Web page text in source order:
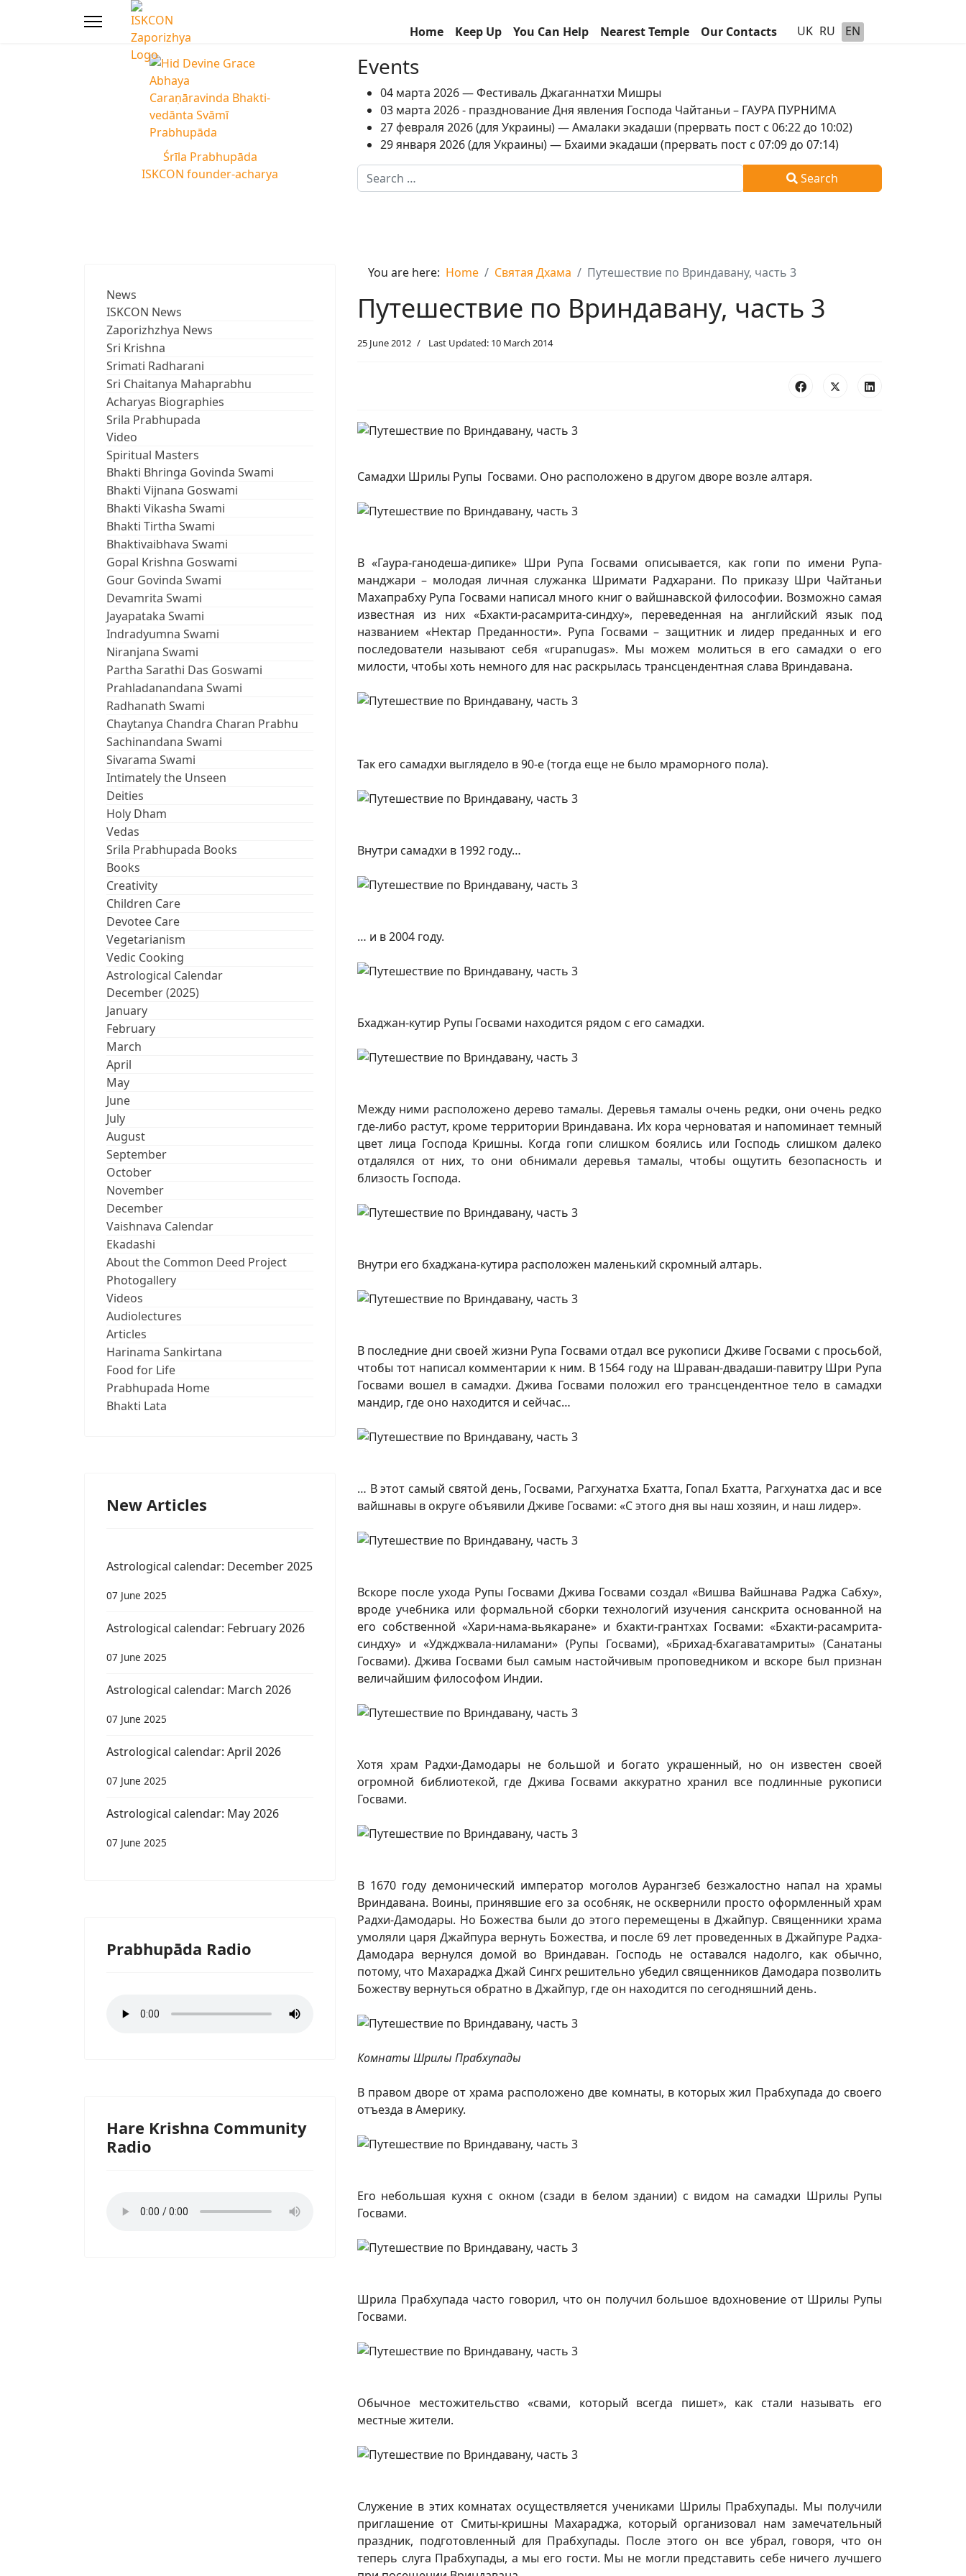
Home Keep Up You Can Help Nearest Temple Our Contacts UK RU EN
Śrīla Prabhupāda
ISKCON founder-acharya
Events
04 марта 2026 — Фестиваль Джаганнатхи Мишры
03 марта 2026 - празднование Дня явления Господа Чайтаньи – ГАУРА ПУРНИМА
27 февраля 2026 (для Украины) — Амалаки экадаши (прервать пост с 06:22 до 10:02)
29 января 2026 (для Украины) — Бхаими экадаши (прервать пост с 07:09 до 07:14)
Search
Search
News
ISKCON News
Zaporizhzhya News
Sri Krishna
Srimati Radharani
Sri Chaitanya Mahaprabhu
Acharyas Biographies
Srila Prabhupada
Video
Spiritual Masters
Bhakti Bhringa Govinda Swami
Bhakti Vijnana Goswami
Bhakti Vikasha Swami
Bhakti Tirtha Swami
Bhaktivaibhava Swami
Gopal Krishna Goswami
Gour Govinda Swami
Devamrita Swami
Jayapataka Swami
Indradyumna Swami
Niranjana Swami
Partha Sarathi Das Goswami
Prahladanandana Swami
Radhanath Swami
Chaytanya Chandra Charan Prabhu
Sachinandana Swami
Sivarama Swami
Intimately the Unseen
Deities
Holy Dham
Vedas
Srila Prabhupada Books
Books
Creativity
Children Care
Devotee Care
Vegetarianism
Vedic Cooking
Astrological Calendar
December (2025)
January
February
March
April
May
June
July
August
September
October
November
December
Vaishnava Calendar
Ekadashi
About the Common Deed Project
Photogallery
Videos
Audiolectures
Articles
Harinama Sankirtana
Food for Life
Prabhupada Home
Bhakti Lata
New Articles
Astrological calendar: December 2025
07 June 2025
Astrological calendar: February 2026
07 June 2025
Astrological calendar: March 2026
07 June 2025
Astrological calendar: April 2026
07 June 2025
Astrological calendar: May 2026
07 June 2025
Prabhupāda Radio
Hare Krishna Community
Radio
You are here: Home Святая Дхама Путешествие по Вриндавану, часть 3
Путешествие по Вриндавану, часть 3
25 June 2012 Last Updated: 10 March 2014
Самадхи Шрилы Рупы Госвами. Оно расположено в другом дворе возле алтаря.
В «Гаура-ганодеша-дипике» Шри Рупа Госвами описывается, как гопи по имени Рупа-
манджари – молодая личная служанка Шримати Радхарани. По приказу Шри Чайтаньи
Махапрабху Рупа Госвами написал много книг о вайшнавской философии. Возможно самая
известная из них «Бхакти-расамрита-синдху», переведенная на английский язык под
названием «Нектар Преданности». Рупа Госвами – защитник и лидер преданных и его
последователи называют себя «rupanugas». Мы можем молиться в его самадхи о его
милости, чтобы хоть немного для нас раскрылась трансцендентная слава Вриндавана.
Так его самадхи выглядело в 90-е (тогда еще не было мраморного пола).
Внутри самадхи в 1992 году…
… и в 2004 году.
Бхаджан-кутир Рупы Госвами находится рядом с его самадхи.
Между ними расположено дерево тамалы. Деревья тамалы очень редки, они очень редко
где-либо растут, кроме территории Вриндавана. Их кора черноватая и напоминает темный
цвет лица Господа Кришны. Когда гопи слишком боялись или Господь слишком далеко
отдалялся от них, то они обнимали деревья тамалы, чтобы ощутить безопасность и
близость Господа.
Внутри его бхаджана-кутира расположен маленький скромный алтарь.
В последние дни своей жизни Рупа Госвами отдал все рукописи Дживе Госвами с просьбой,
чтобы тот написал комментарии к ним. В 1564 году на Шраван-двадаши-павитру Шри Рупа
Госвами вошел в самадхи. Джива Госвами положил его трансцендентное тело в самадхи
мандир, где оно находится и сейчас…
… В этот самый святой день, Госвами, Рагхунатха Бхатта, Гопал Бхатта, Рагхунатха дас и все
вайшнавы в округе объявили Дживе Госвами: «С этого дня вы наш хозяин, и наш лидер».
Вскоре после ухода Рупы Госвами Джива Госвами создал «Вишва Вайшнава Раджа Сабху»,
вроде учебника или формальной сборки технологий изучения санскрита основанной на
его собственной «Хари-нама-вьякаране» и бхакти-грантхах Госвами: «Бхакти-расамрита-
синдху» и «Уджджвала-ниламани» (Рупы Госвами), «Брихад-бхагаватамриты» (Санатаны
Госвами). Джива Госвами был самым настойчивым проповедником и вскоре был признан
величайшим философом Индии.
Хотя храм Радхи-Дамодары не большой и богато украшенный, но он известен своей
огромной библиотекой, где Джива Госвами аккуратно хранил все подлинные рукописи
Госвами.
В 1670 году демонический император моголов Аурангзеб безжалостно напал на храмы
Вриндавана. Воины, принявшие его за особняк, не осквернили просто оформленный храм
Радхи-Дамодары. Но Божества были до этого перемещены в Джайпур. Священники храма
умоляли царя Джайпура вернуть Божества, и после 69 лет проведенных в Джайпуре Радха-
Дамодара вернулся домой во Вриндаван. Господь не оставался надолго, как обычно,
потому, что Махараджа Джай Сингх решительно убедил священников Дамодара позволить
Божеству вернуться обратно в Джайпур, где он находится по сегодняшний день.
Комнаты Шрилы Прабхупады
В правом дворе от храма расположено две комнаты, в которых жил Прабхупада до своего
отъезда в Америку.
Его небольшая кухня с окном (сзади в белом здании) с видом на самадхи Шрилы Рупы
Госвами.
Шрила Прабхупада часто говорил, что он получил большое вдохновение от Шрилы Рупы
Госвами.
Обычное местожительство «свами, который всегда пишет», как стали называть его
местные жители.
Служение в этих комнатах осуществляется учениками Шрилы Прабхупады. Мы получили
приглашение от Смиты-кришны Махараджа, который организовал нам замечательный
праздник, подготовленный для Прабхупады. После этого он все убрал, говоря, что он
теперь слуга Прабхупады, а мы его гости. Мы не могли представить себе ничего лучшего